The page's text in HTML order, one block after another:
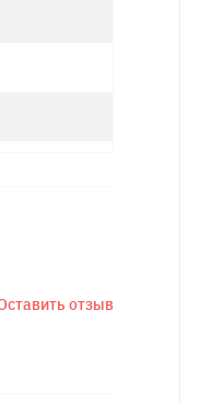
отзыв